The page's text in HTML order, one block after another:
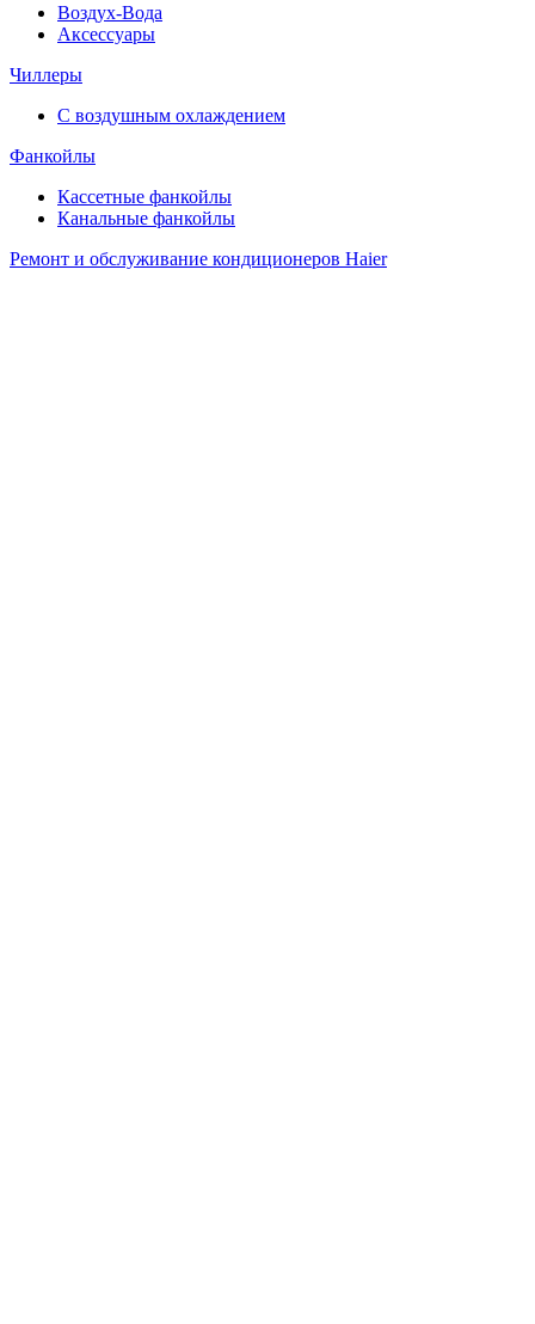
Воздух-Вода
Аксессуары
Чиллеры
С воздушным охлаждением
Фанкойлы
Кассетные фанкойлы
Канальные фанкойлы
Ремонт и обслуживание кондиционеров Haier